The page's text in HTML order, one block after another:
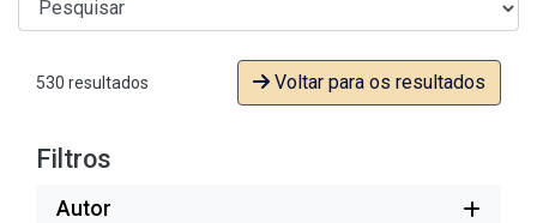
530 resultados Voltar para os resultados
Filtros
Autor